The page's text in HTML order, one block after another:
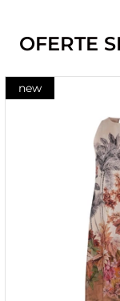
OFERTE
new